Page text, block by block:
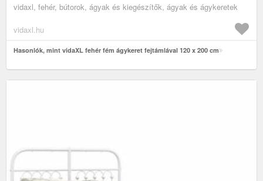
vidaxl, fehér, bútorok, ágyak és kiegészítők, ágyak és ágykeretek
vidaxl.hu
Hasonlók, mint vidaXL fehér fém ágykeret fejtámlával 120 x 200 cm